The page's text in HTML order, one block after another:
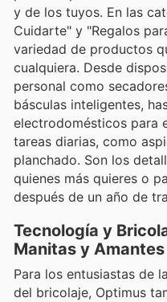
y de los tuyos. En las
Cuidarte" y "Regalos
variedad de productos
cualquiera. Desde
personal como
básculas inteligentes,
electrodomésticos para
tareas diarias, como
planchado. Son los
quienes más quieres o
después de un año de
Tecnología y
Manitas y
Para los entusiastas de
del bricolaje, Optimus